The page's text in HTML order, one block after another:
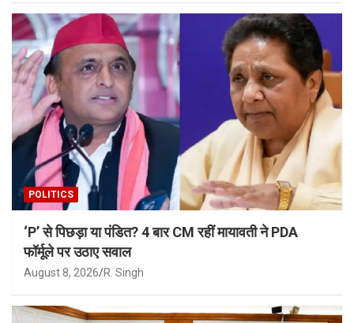
POLITICS
‘P’ से पिछड़ा या पंडित? 4 बार CM रहीं मायावती ने PDA
फॉर्मूले पर उठाए सवाल
August 8, 2026 R. Singh